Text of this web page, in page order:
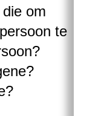
om
te